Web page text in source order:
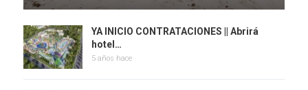
YA INICIO CONTRATACIONES || Abrirá
hotel…
5 años hace